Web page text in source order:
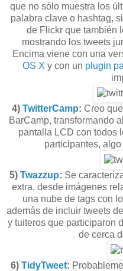
que no sólo muestra los
palabra clave o hashtag,
de Flickr que también
mostrando los tweets
Encima viene con una
OS X y con un plugin
4) TwitterCamp: Creo
BarCamp, transformando
pantalla LCD con todos
participantes,
5) Twazzup: Se
extra, desde imágenes
una nube de tags con
además de incluir tweets
y tuiteros que participaron
de cerca
6) TidyTweet: